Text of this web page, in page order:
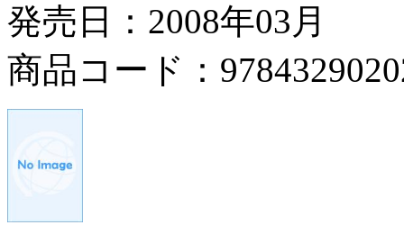
発売日：2008年03月
商品コード：